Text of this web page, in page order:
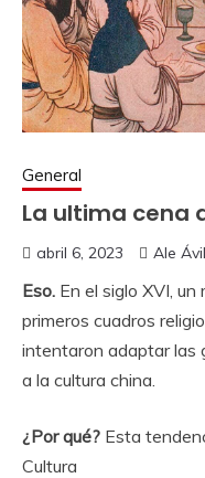
General
La ultima cena
abril 6, 2023 Ale
Eso. En el siglo XVI,
primeros cuadros
intentaron adaptar las
a la cultura china.
¿Por qué? Esta
Cultura